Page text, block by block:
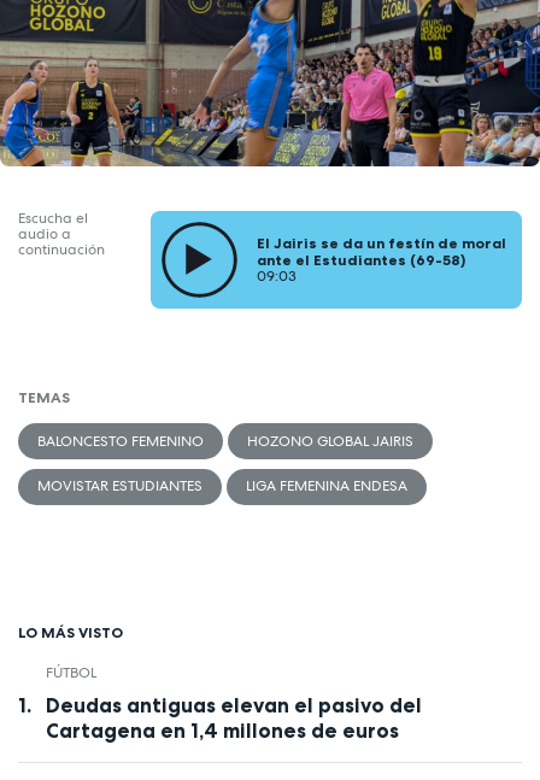
Escucha el
audio a
continuación
El Jairis se da un festín de moral
ante el Estudiantes (69-58)
09:03
TEMAS
BALONCESTO FEMENINO HOZONO GLOBAL JAIRIS
MOVISTAR ESTUDIANTES LIGA FEMENINA ENDESA
LO MÁS VISTO
FÚTBOL
Deudas antiguas elevan el pasivo del
Cartagena en 1,4 millones de euros